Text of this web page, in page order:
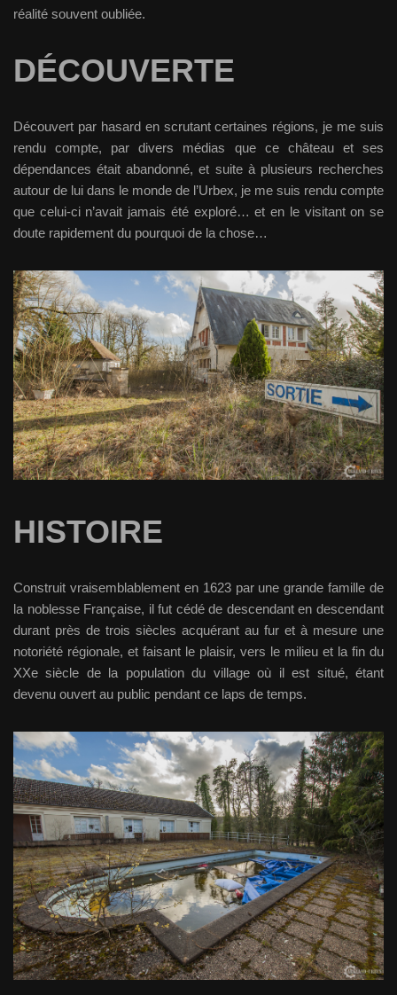
réalité souvent oubliée.
DÉCOUVERTE
Découvert par hasard en scrutant certaines régions, je me suis
rendu compte, par divers médias que ce château et ses
dépendances était abandonné, et suite à plusieurs recherches
autour de lui dans le monde de l’Urbex, je me suis rendu compte
que celui-ci n’avait jamais été exploré… et en le visitant on se
doute rapidement du pourquoi de la chose…
HISTOIRE
Construit vraisemblablement en 1623 par une grande famille de
la noblesse Française, il fut cédé de descendant en descendant
durant près de trois siècles acquérant au fur et à mesure une
notoriété régionale, et faisant le plaisir, vers le milieu et la fin du
XXe siècle de la population du village où il est situé, étant
devenu ouvert au public pendant ce laps de temps.